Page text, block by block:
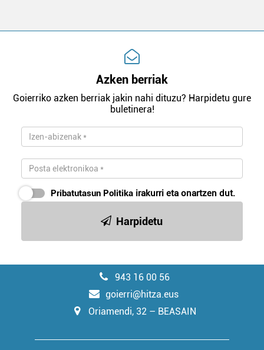
Azken berriak
Goierriko azken berriak jakin nahi dituzu? Harpidetu gure
buletinera!
Pribatutasun Politika irakurri eta onartzen dut.
Harpidetu
943 16 00 56
goierri@hitza.eus
Oriamendi, 32 – BEASAIN